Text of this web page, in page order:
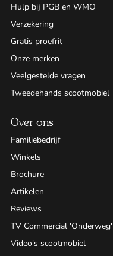
Hulp bij PGB en WMO
Verzekering
Gratis proefrit
Onze merken
Veelgestelde vragen
Tweedehands scootmobiel
Over ons
Familiebedrijf
Winkels
Brochure
Artikelen
Reviews
TV Commercial 'Onderweg'
Video's scootmobiel